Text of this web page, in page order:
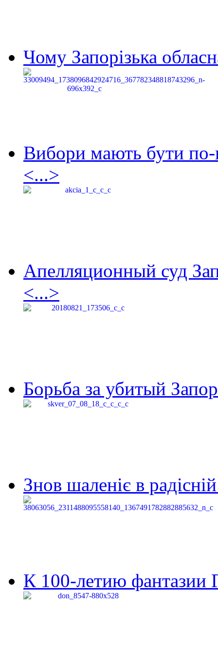
Чому Запорізька
Вибори мають бути по-
<...>
Апелляционный суд
<...>
Борьба за убитый
Знов шаленіє в
К 100-летию фантазии